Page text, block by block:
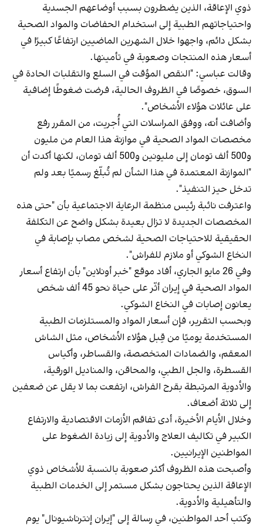
ذوي الإعاقة، الذين يضطرون بسبب أوضاعهم الجسدية
واحتياجاتهم الطبية إلى استخدام الحفاضات والمواد الصحية
بشكل دائم، واجهوا خلال الشهرين الماضيين ارتفاعًا كبيرًا في
أسعار هذه المنتجات وصعوبة في تأمينها.
وقالت عباسي: "النقص المؤقت في السلع والتقلبات الحادة في
السوق، خصوصًا في الظروف الحالية، فرضت ضغوطًا إضافية
على عائلات هؤلاء الأشخاص".
وأضافت أنه، ووفق المراسلات التي أُجريت، من المقرر رفع
مخصصات المواد الصحية في موازنة هذا العام من مليون
و500 ألف تومان إلى مليونين و500 ألف تومان، لكنها أكدت أن
"الموازنة المعتمدة في هذا الشأن لم تُبلّغ رسميًا بعد ولم
تدخل حيز التنفيذ".
واعترفت نائبة رئيس منظمة الرعاية الاجتماعية بأن "حتى هذه
المخصصات الجديدة لا تزال بعيدة بشكل واضح عن التكلفة
الحقيقية للاحتياجات الصحية لشخص مصاب بإصابة في
النخاع الشوكي أو ملازم للفراش".
وفي 26 مايو الجاري، أفاد موقع "خبر أونلاين" بأن ارتفاع أسعار
المواد الصحية في إيران أثّر على حياة نحو 45 ألف شخص
يعانون إصابات في النخاع الشوكي.
وبحسب التقرير، فإن أسعار المواد والمستلزمات الطبية
المستخدمة يوميًا من قِبل هؤلاء الأشخاص، مثل الشاش
المعقم، والضمادات المتخصصة، والقساطر، وأكياس
القسطرة، والجل الطبي، والمحاقن، والمناديل الورقية،
والأدوية المرتبطة بقرح الفراش، ارتفعت بما لا يقل عن ضعفين
إلى ثلاثة أضعاف.
وخلال الأيام الأخيرة، أدى تفاقم الأزمات الاقتصادية والارتفاع
الكبير في تكاليف العلاج والأدوية إلى زيادة الضغوط على
المواطنين الإيرانيين.
وأصبحت هذه الظروف أكثر صعوبة بالنسبة للأشخاص ذوي
الإعاقة الذين يحتاجون بشكل مستمر إلى الخدمات الطبية
والتأهيلية والأدوية.
وكتب أحد المواطنين، في رسالة إلى "إيران إنترناشيونال" يوم